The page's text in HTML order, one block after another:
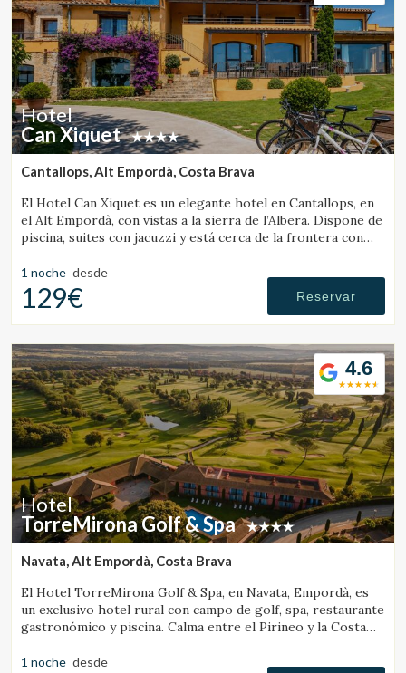
Gestionar mi reserva
Hotel
Can Xiquet
Cantallops, Alt Empordà, Costa Brava
El Hotel Can Xiquet es un elegante hotel en Cantallops, en
el Alt Empordà, con vistas a la sierra de l’Albera. Dispone de
piscina, suites con jacuzzi y está cerca de la frontera con
1 noche desde
129€ Reservar
4.6
Hotel
TorreMirona Golf & Spa
Navata, Alt Empordà, Costa Brava
El Hotel TorreMirona Golf & Spa, en Navata, Empordà, es
un exclusivo hotel rural con campo de golf, spa, restaurante
gastronómico y piscina. Calma entre el Pirineo y la Costa
1 noche desde